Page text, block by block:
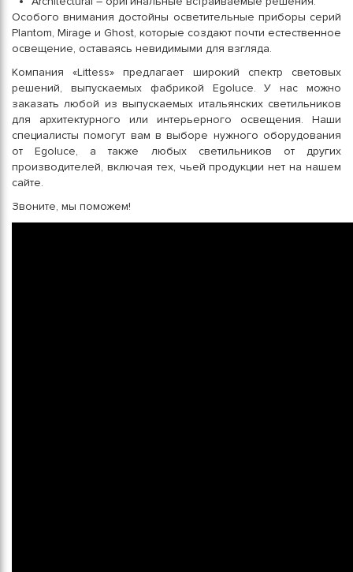
Особого внимания достойны осветительные приборы серий
Plantom, Mirage и Ghost, которые создают почти естественное
освещение, оставаясь невидимыми для взгляда.
Компания «Littess» предлагает широкий спектр световых
решений, выпускаемых фабрикой Egoluce. У нас можно
заказать любой из выпускаемых итальянских светильников
для архитектурного или интерьерного освещения. Наши
специалисты помогут вам в выборе нужного оборудования
от Egoluce, а также любых светильников от других
производителей, включая тех, чьей продукции нет на нашем
сайте.
Звоните, мы поможем!